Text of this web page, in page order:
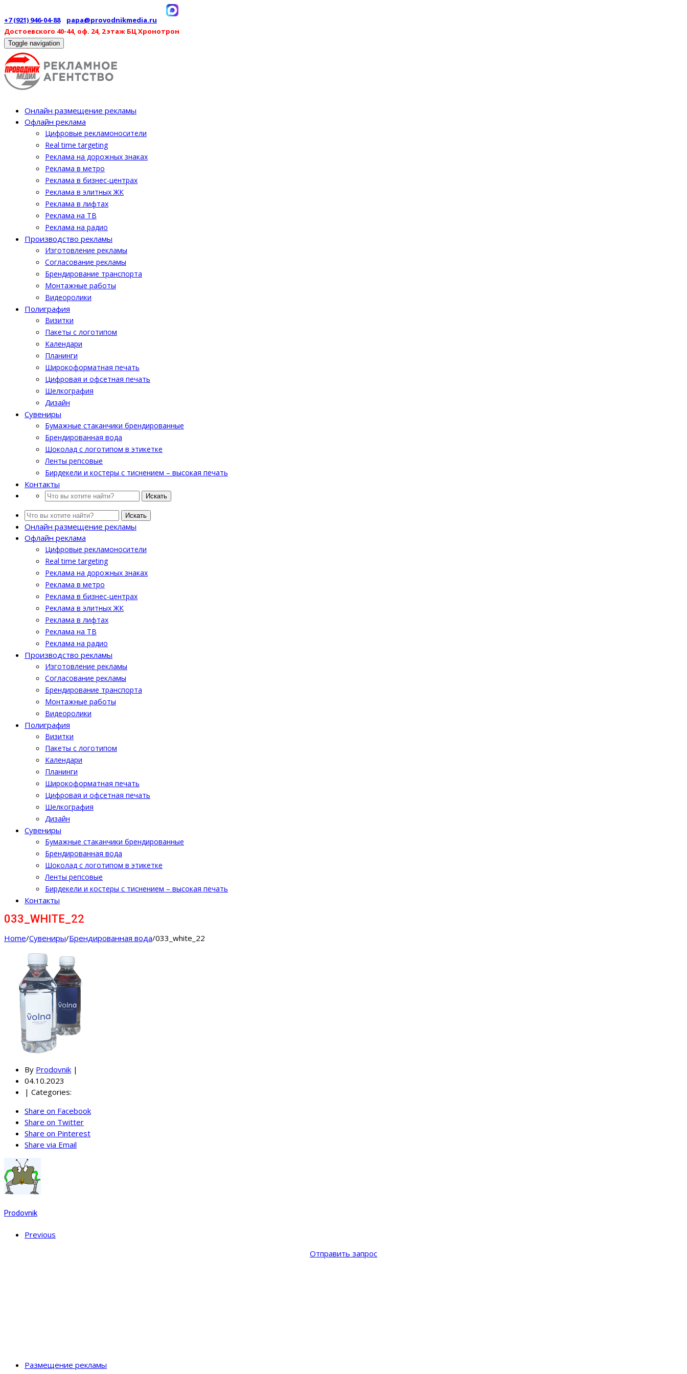
+7 (921) 946-04-88
papa@provodnikmedia.ru
Достоевского 40-44, оф. 24, 2 этаж БЦ Хронотрон
Toggle navigation
Онлайн размещение рекламы
Офлайн реклама
Цифровые рекламоносители
Real time targeting
Реклама на дорожных знаках
Реклама в метро
Реклама в бизнес-центрах
Реклама в элитных ЖК
Реклама в лифтах
Реклама на ТВ
Реклама на радио
Производство рекламы
Изготовление рекламы
Cогласование рекламы
Брендирование транспорта
Монтажные работы
Видеоролики
Полиграфия
Визитки
Пакеты с логотипом
Календари
Планинги
Широкоформатная печать
Цифровая и офсетная печать
Шелкография
Дизайн
Cувениры
Бумажные стаканчики брендированные
Брендированная вода
Шоколад с логотипом в этикетке
Ленты репсовые
Бирдекели и костеры с тиснением – высокая печать
Контакты
Искать
Искать
Онлайн размещение рекламы
Офлайн реклама
Цифровые рекламоносители
Real time targeting
Реклама на дорожных знаках
Реклама в метро
Реклама в бизнес-центрах
Реклама в элитных ЖК
Реклама в лифтах
Реклама на ТВ
Реклама на радио
Производство рекламы
Изготовление рекламы
Cогласование рекламы
Брендирование транспорта
Монтажные работы
Видеоролики
Полиграфия
Визитки
Пакеты с логотипом
Календари
Планинги
Широкоформатная печать
Цифровая и офсетная печать
Шелкография
Дизайн
Cувениры
Бумажные стаканчики брендированные
Брендированная вода
Шоколад с логотипом в этикетке
Ленты репсовые
Бирдекели и костеры с тиснением – высокая печать
Контакты
033_WHITE_22
Home/Cувениры/Брендированная вода/033_white_22
By Prodovnik |
04.10.2023
| Categories:
Share on Facebook
Share on Twitter
Share on Pinterest
Share via Email
Prodovnik
Previous
Отправить запрос
Размещение рекламы